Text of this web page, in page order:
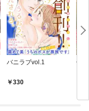
バニラブvol.1
330
偽